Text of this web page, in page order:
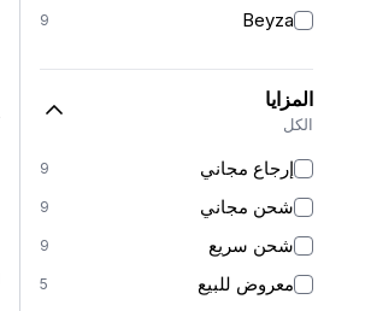
Beyza
9
المزايا
الكل
إرجاع مجاني 9
شحن مجاني 9
شحن سريع 9
معروض للبيع 5